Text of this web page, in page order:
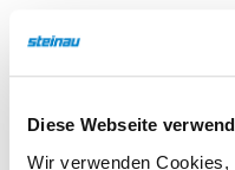
Diese Webseite
Wir verwenden
Massive
Nachweis,